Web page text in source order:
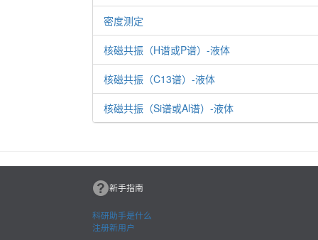
密度测定
核磁共振（H谱或P谱）-液体
核磁共振（C13谱）-液体
核磁共振（Si谱或Al谱）-液体
新手指南
科研助手是什么
注册新用户